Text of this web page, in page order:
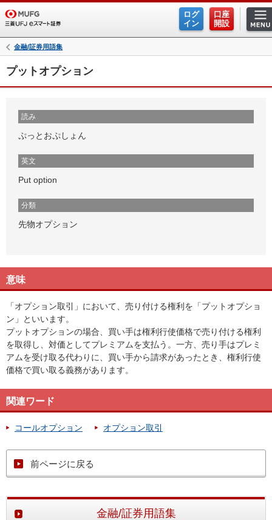
ログ
イン
口座
開設
金融/証券用語集
プットオプション
読み
ぷっとおぷしょん
英文
Put option
分類
先物オプション
意味
「オプション取引」において、売り付ける権利を「プットオプショ
ン」といいます。
プットオプションの場合、買い手は権利行使価格で売り付ける権利
を取得し、対価としてプレミアムを支払う。一方、売り手はプレミ
アムを受け取る代わりに、買い手から請求があったとき、権利行使
価格で買い取る義務があります。
関連ワード
コールオプション オプション取引
前ページに戻る
金融/証券用語集